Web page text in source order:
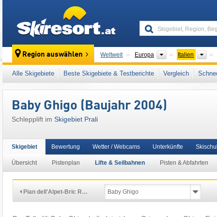
Region auswählen Weltweit Europa Kontinente
Italien
Dieses Skigebiet liegt auch in: Cottische
Alle Skigebiete Beste Skigebiete & Testberichte Vergleich
Baby Ghigo (Baujahr 2004)
Schlepplift im Skigebiet Prali
Skigebiet
Übersicht Pistenplan Lifte & Seilbahnen Pisten & Abfahrten
Bewertung Wetter / Webcams Unterkünfte
Pian dell'Alpet-Bric R…